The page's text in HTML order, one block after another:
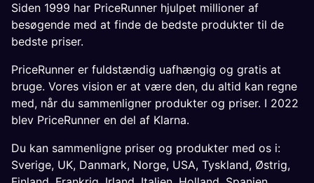
Siden 1999 har PriceRunner hjulpet millioner af
besøgende med at finde de bedste produkter til de
bedste priser.
PriceRunner er fuldstændig uafhængig og gratis at
bruge. Vores vision er at være den, du altid kan regne
med, når du sammenligner produkter og priser. I 2022
blev PriceRunner en del af Klarna.
Du kan sammenligne priser og produkter med os i:
Sverige, UK, Danmark, Norge, USA, Tyskland, Østrig,